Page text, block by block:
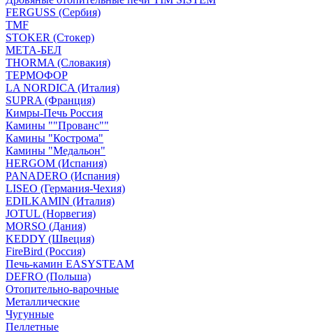
FERGUSS (Сербия)
TMF
STOKER (Стокер)
МЕТА-БЕЛ
THORMA (Словакия)
ТЕРМОФОР
LA NORDICA (Италия)
SUPRA (Франция)
Кимры-Печь Россия
Камины ""Прованс""
Камины "Кострома"
Камины "Медальон"
HERGOM (Испания)
PANADERO (Испания)
LISEO (Германия-Чехия)
EDILKAMIN (Италия)
JOTUL (Норвегия)
MORSO (Дания)
KEDDY (Швеция)
FireBird (Россия)
Печь-камин EASYSTEAM
DEFRO (Польша)
Отопительно-варочные
Металлические
Чугунные
Пеллетные